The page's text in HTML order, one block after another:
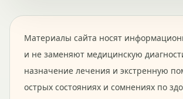
Материалы сайта носят
и не заменяют медицинскую
назначение лечения и экстренную
острых состояниях и сомнениях по